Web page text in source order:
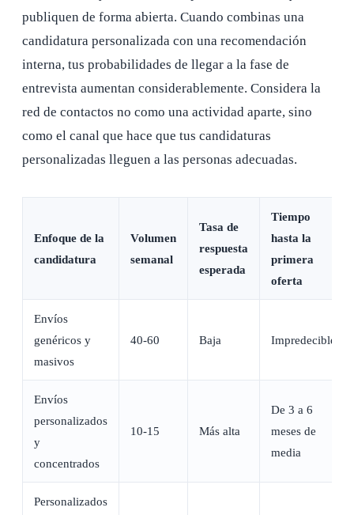
publiquen de forma abierta. Cuando combinas una
candidatura personalizada con una recomendación
interna, tus probabilidades de llegar a la fase de
entrevista aumentan considerablemente. Considera la
red de contactos no como una actividad aparte, sino
como el canal que hace que tus candidaturas
personalizadas lleguen a las personas adecuadas.
Enfoque de la
candidatura
Volumen
semanal
Tasa de
respuesta
esperada
Tiempo
hasta la
primera
oferta
Envíos
genéricos y
masivos
40-60 Baja Impredecible
Envíos
personalizados
y
concentrados
10-15 Más alta
De 3 a 6
meses de
media
Personalizados